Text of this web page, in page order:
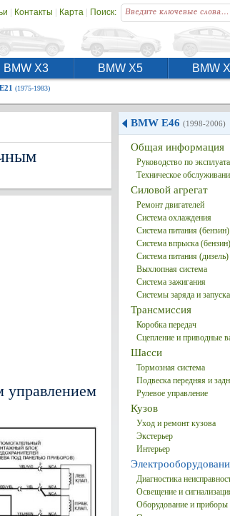
| Контакты | Карта| Поиск:
BMW X3 BMW X5 BMW
E21 (1975-1983)
управлением
BMW E46 (1998-2006)
Общая информация
Руководство по
Техническое
Силовой агрегат
Ремонт двигателей
Система охлаждения
Система питания (бензин)
Система впрыска (бензин)
Система питания (дизель)
Выхлопная система
Система зажигания
Системы заряда и запуска
Трансмиссия
Коробка передач
Сцепление и приводные
Шасси
Тормозная система
Подвеска передняя и
Рулевое управление
Кузов
Уход и ремонт кузова
Экстерьер
Интерьер
Диагностика
Освещение и
Оборудование и приборы